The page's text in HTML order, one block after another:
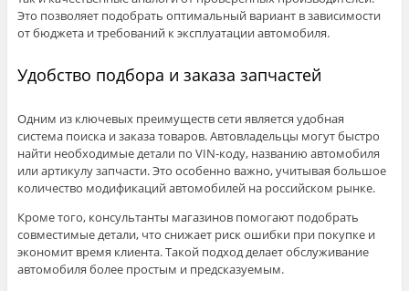
Это позволяет подобрать оптимальный вариант в зависимости
от бюджета и требований к эксплуатации автомобиля.
Удобство подбора и заказа запчастей
Одним из ключевых преимуществ сети является удобная
система поиска и заказа товаров. Автовладельцы могут быстро
найти необходимые детали по VIN-коду, названию автомобиля
или артикулу запчасти. Это особенно важно, учитывая большое
количество модификаций автомобилей на российском рынке.
Кроме того, консультанты магазинов помогают подобрать
совместимые детали, что снижает риск ошибки при покупке и
экономит время клиента. Такой подход делает обслуживание
автомобиля более простым и предсказуемым.